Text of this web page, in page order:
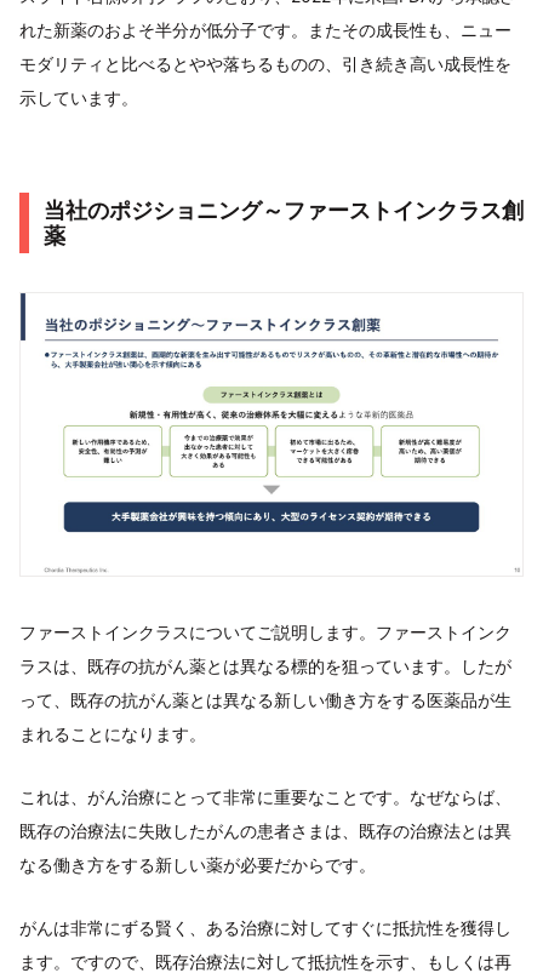
れた新薬のおよそ半分が低分子です。またその成長性も、ニュー
モダリティと比べるとやや落ちるものの、引き続き高い成長性を
示しています。
当社のポジショニング～ファーストインクラス創
薬
ファーストインクラスについてご説明します。ファーストインク
ラスは、既存の抗がん薬とは異なる標的を狙っています。したが
って、既存の抗がん薬とは異なる新しい働き方をする医薬品が生
まれることになります。
これは、がん治療にとって非常に重要なことです。なぜならば、
既存の治療法に失敗したがんの患者さまは、既存の治療法とは異
なる働き方をする新しい薬が必要だからです。
がんは非常にずる賢く、ある治療に対してすぐに抵抗性を獲得し
ます。ですので、既存治療法に対して抵抗性を示す、もしくは再